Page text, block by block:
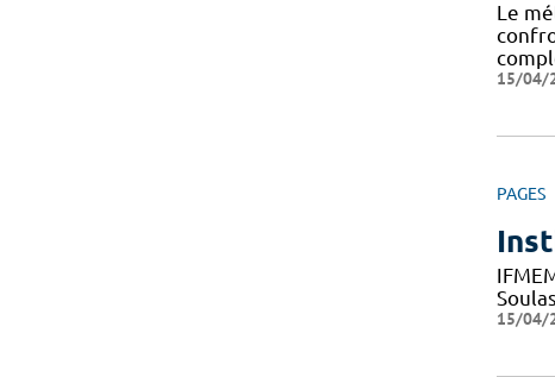
Le
15/04/
PAGES
15/04/